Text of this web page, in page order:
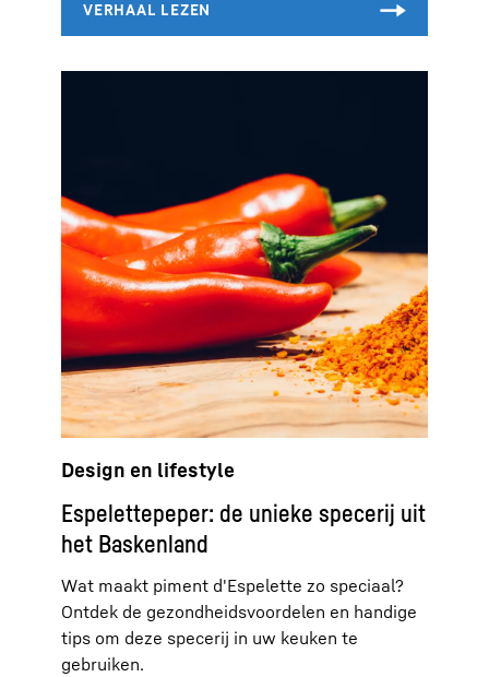
Design en lifestyle
Espelettepeper: de unieke specerij uit
het Baskenland
Wat maakt piment d'Espelette zo speciaal?
Ontdek de gezondheidsvoordelen en handige
tips om deze specerij in uw keuken te
gebruiken.